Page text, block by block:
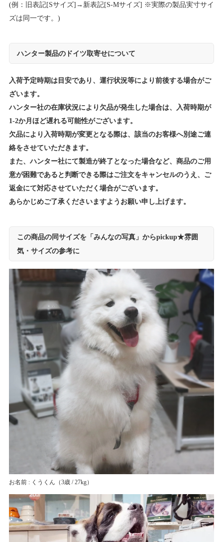
(例：旧表記[Sサイズ]→新表記[S-Mサイズ] ※実際の製品実寸サイ
ズは同一です。)
ハンター製品のドイツ取寄せについて
入荷予定時期は目安であり、運行状況等により前後する場合がご
ざいます。
ハンター社の在庫状況により欠品が発生した場合は、入荷時期が
1-2か月ほど遅れる可能性がございます。
欠品により入荷時期が変更となる際は、該当のお客様へ別途ご連
絡をさせていただきます。
また、ハンター社にて製造が終了となった場合など、商品のご用
意が困難であると判断できる際はご注文をキャンセルのうえ、ご
返金にて対応させていただく場合がございます。
あらかじめご了承くださいますようお願い申し上げます。
この商品の同サイズを「みんなの写真」からpickup★雰囲
気・サイズの参考に
お名前 : くうくん （3歳 / 27kg）